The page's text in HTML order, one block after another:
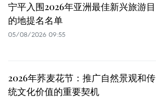
宁平入围2026年亚洲最佳新兴旅游目
的地提名名单
05/08/2026 09:55
2026年荞麦花节：推广自然景观和传
统文化价值的重要契机